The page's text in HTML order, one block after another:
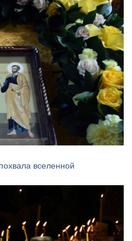
вселенной